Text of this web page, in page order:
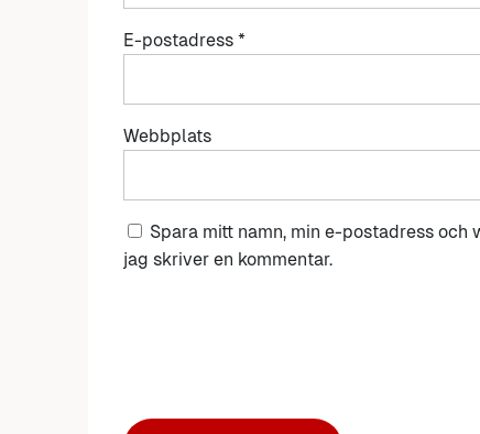
E-postadress *
Webbplats
Spara mitt namn, min e-postadress
jag skriver en kommentar.